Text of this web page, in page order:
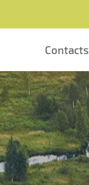
Contacts